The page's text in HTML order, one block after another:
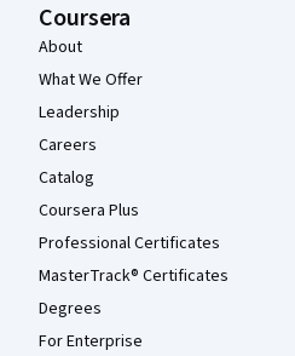
Coursera
About
What We Offer
Leadership
Careers
Catalog
Coursera Plus
Professional Certificates
MasterTrack® Certificates
Degrees
For Enterprise